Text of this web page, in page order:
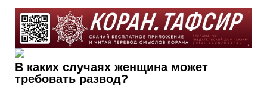
В каких случаях женщина может
требовать развод?